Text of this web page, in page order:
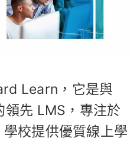
Learn，它是與
先 LMS，專注於
校提供優質線上學